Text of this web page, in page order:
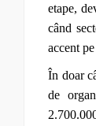
etape,
când
accent
În doar
de